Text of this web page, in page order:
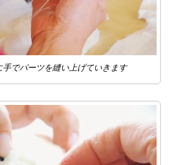
でパーツを縫い上げていきます